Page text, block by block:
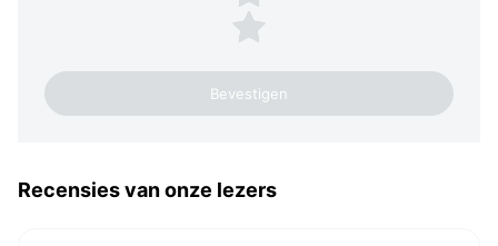
1 ster
Recensies van onze lezers